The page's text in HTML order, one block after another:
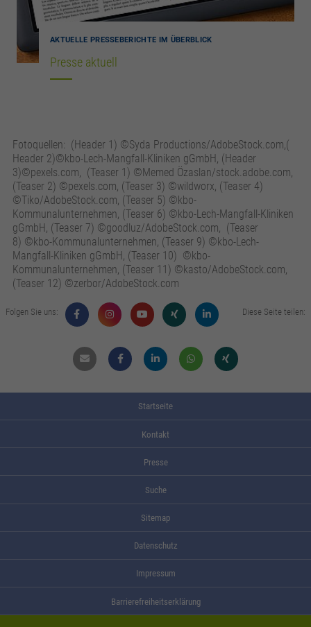
AKTUELLE PRESSEBERICHTE IM ÜBERBLICK
Presse aktuell
Fotoquellen: (Header 1) ©Syda Productions/AdobeStock.com,(
Header 2)©kbo-Lech-Mangfall-Kliniken gGmbH, (Header
3)©pexels.com, (Teaser 1) ©Memed Özaslan/stock.adobe.com,
(Teaser 2) ©pexels.com, (Teaser 3) ©wildworx, (Teaser 4)
©Tiko/AdobeStock.com, (Teaser 5) ©kbo-
Kommunalunternehmen, (Teaser 6) ©kbo-Lech-Mangfall-Kliniken
gGmbH, (Teaser 7) ©goodluz/AdobeStock.com, (Teaser
8) ©kbo-Kommunalunternehmen, (Teaser 9) ©kbo-Lech-
Mangfall-Kliniken gGmbH, (Teaser 10) ©kbo-
Kommunalunternehmen, (Teaser 11) ©kasto/AdobeStock.com,
(Teaser 12) ©zerbor/AdobeStock.com
Folgen Sie uns: Diese Seite teilen:
Mail FacebookLinkdin WhatsappXing
Startseite
Kontakt
Presse
Suche
Sitemap
Datenschutz
Impressum
Barrierefreiheitserklärung